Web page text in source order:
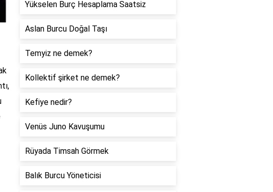
Yükselen Burç Hesaplama Saatsiz
Aslan Burcu Doğal Taşı
Temyiz ne demek?
Kollektif şirket ne demek?
Kefiye nedir?
Venüs Juno Kavuşumu
Rüyada Timsah Görmek
Balık Burcu Yöneticisi